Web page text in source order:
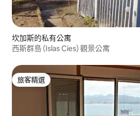
坎加斯的私有公寓
西斯群島 (Islas Cíes) 觀景公寓
旅客精選
旅客精選